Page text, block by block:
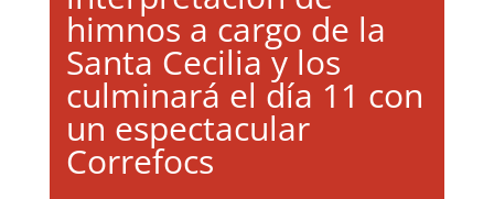
himnos a cargo de la
Santa Cecilia y los
culminará el día 11 con
un espectacular
Correfocs